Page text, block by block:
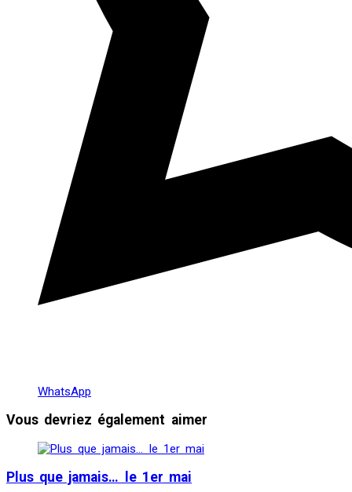
WhatsApp
Vous devriez également aimer
Plus que jamais… le 1er mai